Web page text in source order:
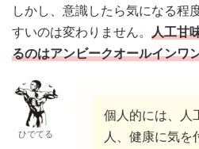
しかし、意識したら気になる程
すいのは変わりません。 人工甘
るのはアンビークオールインワ
ひでてる
個人的には、人
人、健康に気を